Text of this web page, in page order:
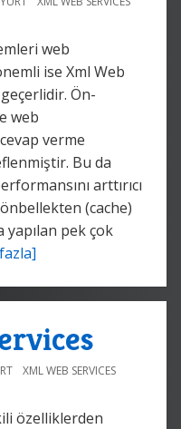
web
ise Xml Web
Ön-
web
verme
Bu da
arttırıcı
(cache)
yapılan pek çok
XML WEB SERVICES
özelliklerden